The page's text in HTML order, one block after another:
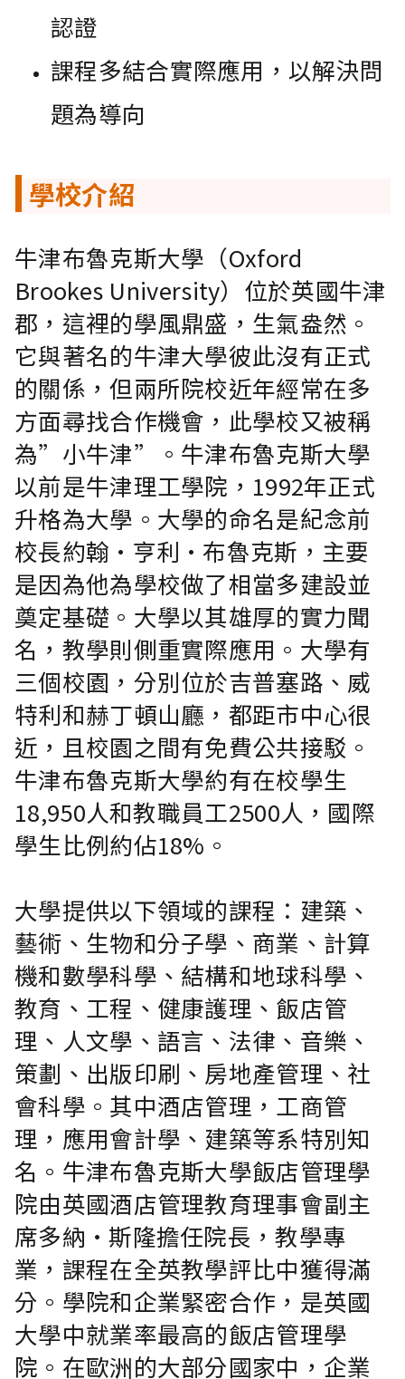
認證
課程多結合實際應用，以解決問
題為導向
學校介紹
牛津布魯克斯大學（Oxford
Brookes University）位於英國牛津
郡，這裡的學風鼎盛，生氣盎然。
它與著名的牛津大學彼此沒有正式
的關係，但兩所院校近年經常在多
方面尋找合作機會，此學校又被稱
為”小牛津”。牛津布魯克斯大學
以前是牛津理工學院，1992年正式
升格為大學。大學的命名是紀念前
校長約翰·亨利·布魯克斯，主要
是因為他為學校做了相當多建設並
奠定基礎。大學以其雄厚的實力聞
名，教學則側重實際應用。大學有
三個校園，分別位於吉普塞路、威
特利和赫丁頓山廳，都距市中心很
近，且校園之間有免費公共接駁。
牛津布魯克斯大學約有在校學生
18,950人和教職員工2500人，國際
學生比例約佔18%。
大學提供以下領域的課程：建築、
藝術、生物和分子學、商業、計算
機和數學科學、結構和地球科學、
教育、工程、健康護理、飯店管
理、人文學、語言、法律、音樂、
策劃、出版印刷、房地產管理、社
會科學。其中酒店管理，工商管
理，應用會計學、建築等系特別知
名。牛津布魯克斯大學飯店管理學
院由英國酒店管理教育理事會副主
席多納·斯隆擔任院長，教學專
業，課程在全英教學評比中獲得滿
分。學院和企業緊密合作，是英國
大學中就業率最高的飯店管理學
院。在歐洲的大部分國家中，企業